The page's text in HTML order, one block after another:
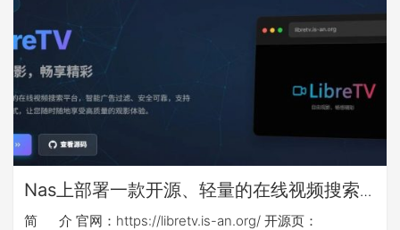
在网页端对中标公告中的PDF文件直接下载，此方法比较简
单，适合网络小白使用。 【由于…
Nas上部署一款开源、轻量的在线视频搜索
与观看docker应用：libretv
简 介 官网：https://libretv.is-an.org/ 开源页：